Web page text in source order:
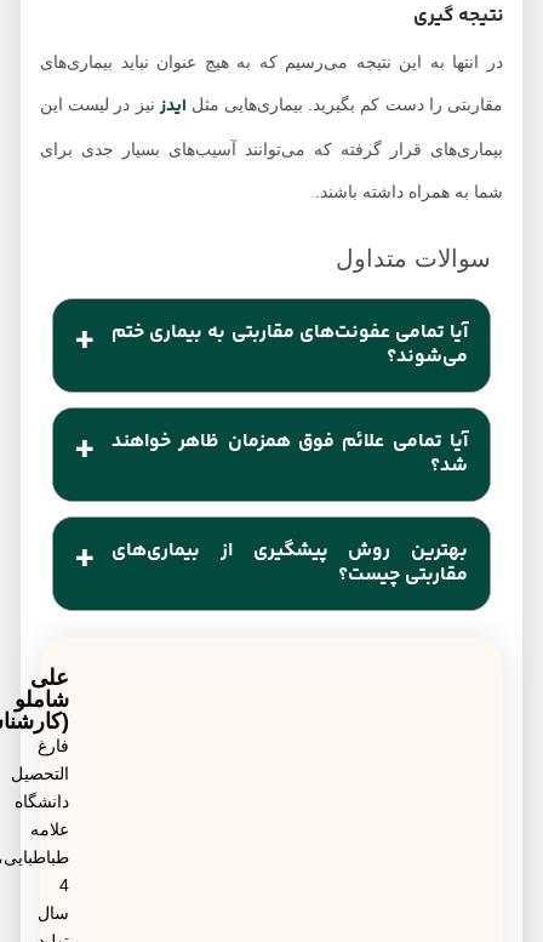
نتیجه گیری
در انتها به این نتیجه می‌رسیم که به هیچ عنوان نباید بیماری‌های
مقاربتی را دست کم بگیرید. بیماری‌هایی مثل ایدزنیز در لیست این
بیماری‌های قرار گرفته که می‌توانند آسیب‌های بسیار جدی برای
شما به همراه داشته باشند.
آیا تمامی عفونت‌های مقاربتی به بیماری ختم
می‌شوند؟
خیر، همانطور که در بخش‌های قبلی مقاله به این موضوع
اشاره شد، تمامی عفونت‌های به بیماری منجر نخواهند
شد.
آیا تمامی علائم فوق همزمان ظاهر خواهند
خیر، نوع بروز علائم بیماری در هر فرد متفاوت بوده و
بستگی به عوامل مختلفی مثل ژنتیک، قدرت سیستم
ایمنی دارد.
بهترین روش پیشگیری از بیماری‌های
مقاربتی چیست؟
علی
شاملو
(کارشناس)
التحصیل
دانشگاه
علامه
طباطبایی،